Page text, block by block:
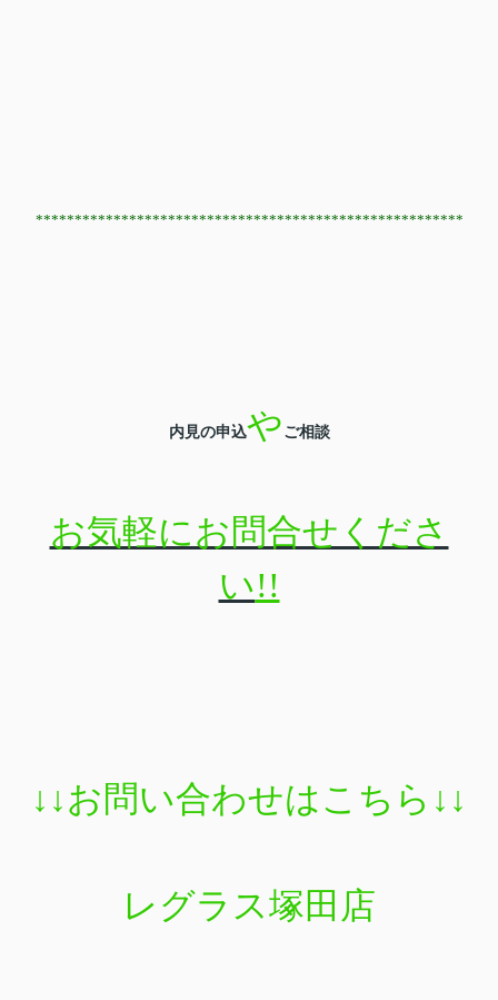
*******************************************************
内見の申込やご相談
お気軽にお問合せくださ
い!!
↓↓お問い合わせはこちら ↓↓
レグラス塚田店